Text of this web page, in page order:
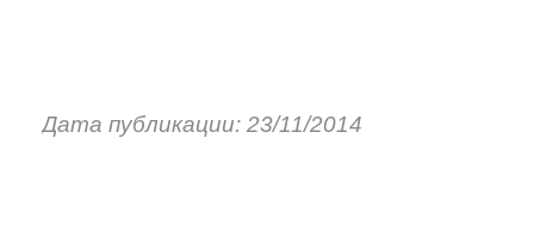
Дата публикации: 23/11/2014